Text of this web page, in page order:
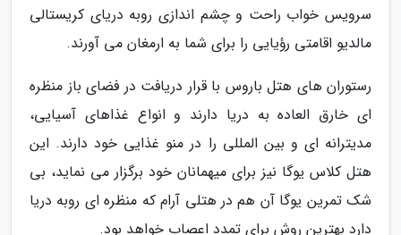
سرویس خواب راحت و چشم اندازی روبه دریای کریستالی
مالدیو اقامتی رؤیایی را برای شما به ارمغان می آورند.
رستوران های هتل باروس با قرار دریافت در فضای باز منظره
ای خارق العاده به دریا دارند و انواع غذاهای آسیایی،
مدیترانه ای و بین المللی را در منو غذایی خود دارند. این
هتل کلاس یوگا نیز برای میهمانان خود برگزار می نماید، بی
شک تمرین یوگا آن هم در هتلی آرام که منظره ای روبه دریا
دارد بهترین روش برای تمدد اعصاب خواهد بود.